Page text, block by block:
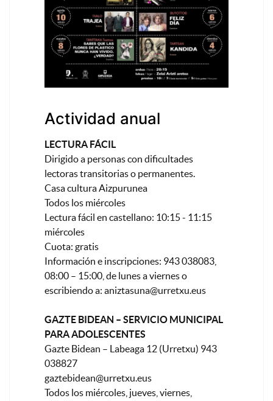
Actividad anual
LECTURA FÁCIL
Dirigido a personas con dificultades
lectoras transitorias o permanentes.
Casa cultura Aizpurunea
Todos los miércoles
Lectura fácil en castellano: 10:15 - 11:15
miércoles
Cuota: gratis
Información e inscripciones: 943 038083,
08:00 – 15:00, de lunes a viernes o
escribiendo a:aniztasuna@urretxu.eus
GAZTE BIDEAN – SERVICIO MUNICIPAL
PARA ADOLESCENTES
Gazte Bidean – Labeaga 12 (Urretxu) 943
038827
gaztebidean@urretxu.eus
Todos los miércoles, jueves, viernes,